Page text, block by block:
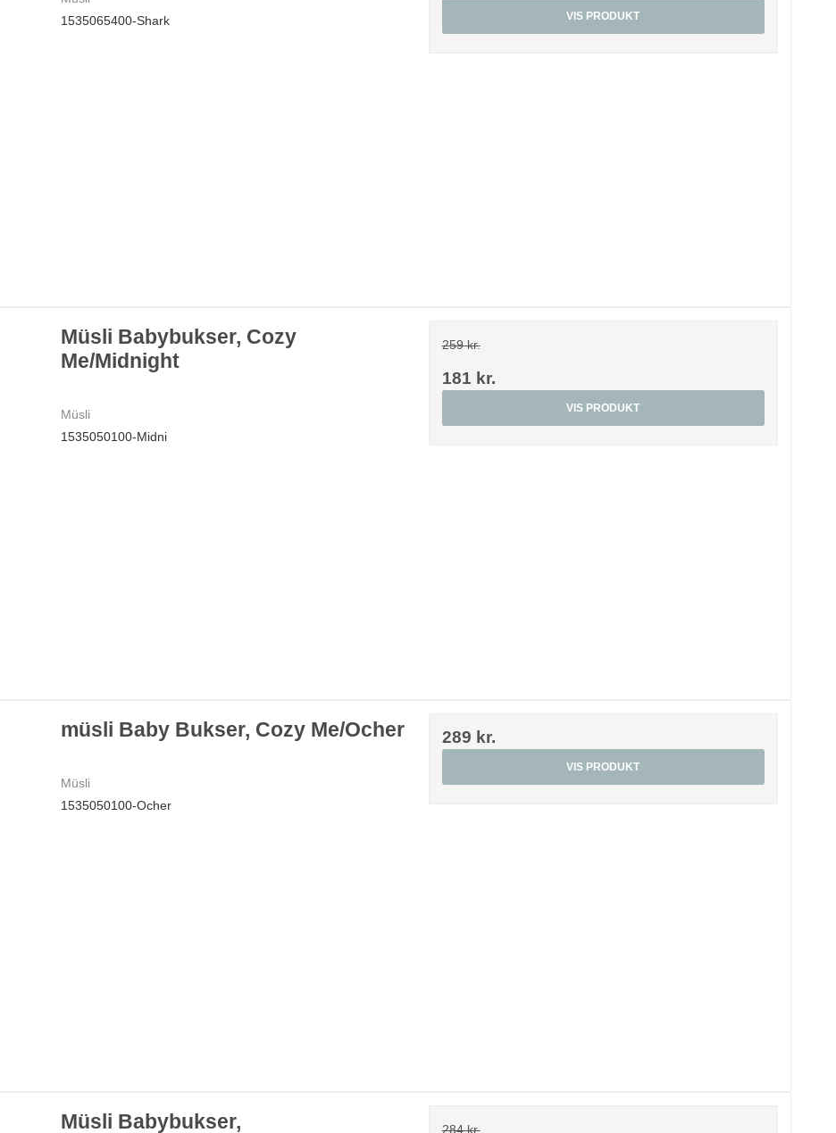
1535065400-Shark
VIS PRODUKT
Müsli Babybukser, Cozy
Me/Midnight
Müsli
1535050100-Midni
259 kr.
181 kr.
VIS PRODUKT
müsli Baby Bukser, Cozy Me/Ocher
Müsli
1535050100-Ocher
289 kr.
VIS PRODUKT
Müsli Babybukser,
284 kr.